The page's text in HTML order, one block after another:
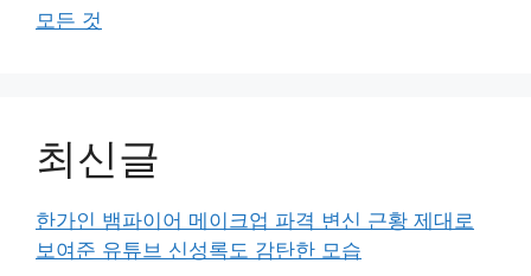
모든 것
최신글
한가인 뱀파이어 메이크업 파격 변신 근황 제대로
보여준 유튜브 신성록도 감탄한 모습